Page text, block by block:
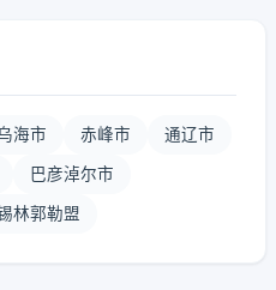
海市 赤峰市 通辽市
巴彦淖尔市
林郭勒盟